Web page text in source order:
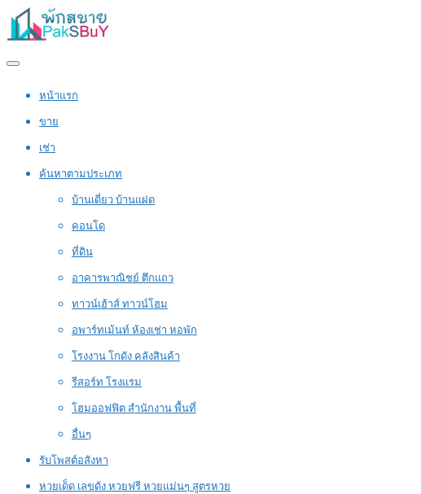
หน้าแรก
ขาย
เช่า
ค้นหาตามประเภท
บ้านเดี่ยว บ้านแฝด
คอนโด
ที่ดิน
อาคารพาณิชย์ ตึกแถว
ทาวน์เฮ้าส์ ทาวน์โฮม
อพาร์ทเม้นท์ ห้องเช่า หอพัก
โรงงาน โกดัง คลังสินค้า
รีสอร์ท โรงแรม
โฮมออฟฟิต สำนักงาน พื้นที่
อื่นๆ
รับโพสต์อสังหา
หวยเด็ด เลขดัง หวยฟรี หวยแม่นๆ สูตรหวย